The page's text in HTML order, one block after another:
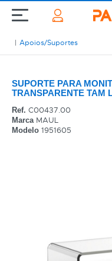
Apoios/Suportes
SUPORTE PARA
TRANSPARENTE TAM
Ref. C00437.00
MarcaMAUL
Modelo 1951605